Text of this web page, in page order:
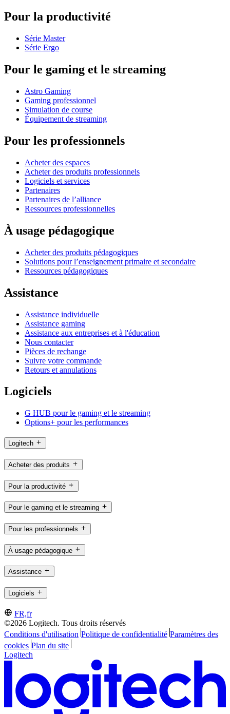
Pour la productivité
Série Master
Série Ergo
Pour le gaming et le streaming
Astro Gaming
Gaming professionnel
Simulation de course
Équipement de streaming
Pour les professionnels
Acheter des espaces
Acheter des produits professionnels
Logiciels et services
Partenaires
Partenaires de l’alliance
Ressources professionnelles
À usage pédagogique
Acheter des produits pédagogiques
Solutions pour l’enseignement primaire et secondaire
Ressources pédagogiques
Assistance
Assistance individuelle
Assistance gaming
Assistance aux entreprises et à l'éducation
Nous contacter
Pièces de rechange
Suivre votre commande
Retours et annulations
Logiciels
G HUB pour le gaming et le streaming
Options+ pour les performances
Logitech
Acheter des produits
Pour la productivité
Pour le gaming et le streaming
Pour les professionnels
À usage pédagogique
Assistance
Logiciels
FR,fr
©2026 Logitech. Tous droits réservés
Conditions d'utilisation Politique de confidentialité Paramètres des
cookies Plan du site
Logitech